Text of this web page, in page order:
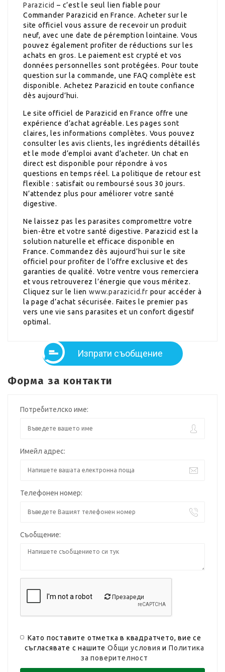
Parazicid – c’est le seul lien fiable pour
Commander Parazicid en France. Acheter sur le
site officiel vous assure de recevoir un produit
neuf, avec une date de péremption lointaine. Vous
pouvez également profiter de réductions sur les
achats en gros. Le paiement est crypté et vos
données personnelles sont protégées. Pour toute
question sur la commande, une FAQ complète est
disponible. Achetez Parazicid en toute confiance
dès aujourd’hui.
Le site officiel de Parazicid en France offre une
expérience d’achat agréable. Les pages sont
claires, les informations complètes. Vous pouvez
consulter les avis clients, les ingrédients détaillés
et le mode d’emploi avant d’acheter. Un chat en
direct est disponible pour répondre à vos
questions en temps réel. La politique de retour est
flexible : satisfait ou remboursé sous 30 jours.
N’attendez plus pour améliorer votre santé
digestive.
Ne laissez pas les parasites compromettre votre
bien-être et votre santé digestive. Parazicid est la
solution naturelle et efficace disponible en
France. Commandez dès aujourd’hui sur le site
officiel pour profiter de l’offre exclusive et des
garanties de qualité. Votre ventre vous remerciera
et vous retrouverez l’énergie que vous méritez.
Cliquez sur le lienwww.parazicid.fr pour accéder à
la page d’achat sécurisée. Faites le premier pas
vers une vie sans parasites et un confort digestif
optimal.
Изпрати съобщение
Форма за контакти
Потребителско име:
Имейл адрес:
Телефонен номер:
Съобщение:
Презареди
Като поставите отметка в квадратчето, вие се
съгласявате с нашитеОбщи условия иПолитика
за поверителност